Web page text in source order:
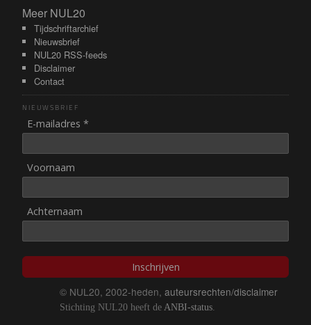
Meer NUL20
Meer NUL20
Tijdschriftarchief
Nieuwsbrief
NUL20 RSS-feeds
Disclaimer
Contact
NIEUWSBRIEF
E-mailadres *
Voornaam
Achternaam
Inschrijven
© NUL20, 2002-heden, auteursrechten/disclaimer
Stichting NUL20 heeft de ANBI-status